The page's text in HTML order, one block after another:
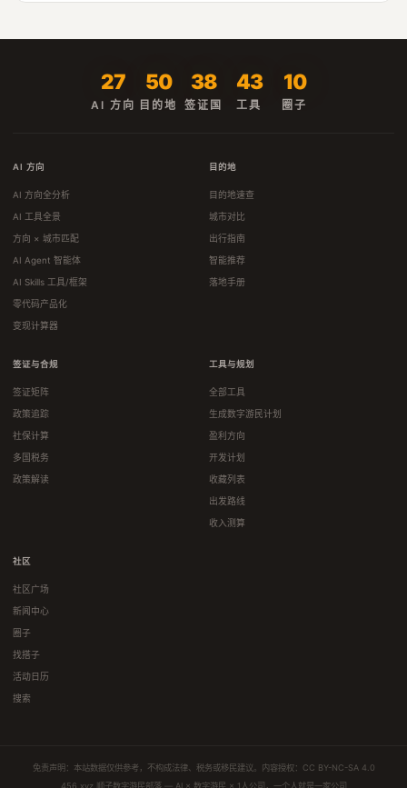
27
AI 方向
50
目的地
38
签证国
43
工具
10
圈子
AI 方向
AI 方向全分析
AI 工具全景
方向 × 城市匹配
AI Agent 智能体
AI Skills 工具/框架
零代码产品化
变现计算器
目的地
目的地速查
城市对比
出行指南
智能推荐
落地手册
签证与合规
签证矩阵
政策追踪
社保计算
多国税务
政策解读
工具与规划
全部工具
生成数字游民计划
盈利方向
开发计划
收藏列表
出发路线
收入测算
社区
社区广场
新闻中心
圈子
找搭子
活动日历
搜索
免责声明：本站数据仅供参考，不构成法律、税务或移民建议。内容授权： CC BY-NC-SA 4.0
456.xyz 顺子数字游民部落 — AI × 数字游民 × 1人公司，一个人就是一家公司